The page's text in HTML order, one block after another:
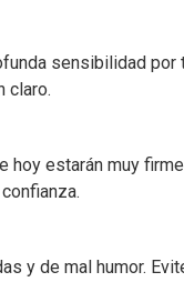
sensibilidad
claro.
hoy estarán muy
y de mal humor.